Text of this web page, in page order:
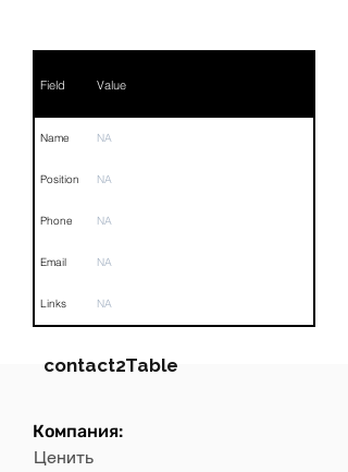
Field Value
Name NA
Position NA
Phone NA
Email NA
Links NA
contact2Table
Field
Компания:
Ценить